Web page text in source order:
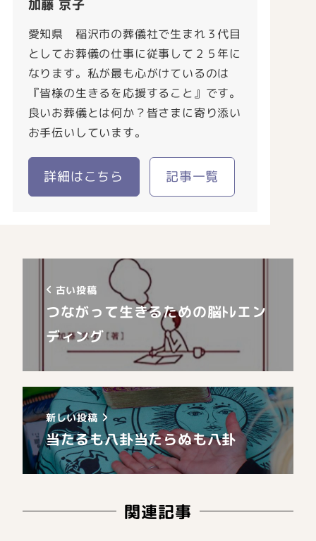
加藤 京子
愛知県 稲沢市の葬儀社で生まれ３代目
としてお葬儀の仕事に従事して２５年に
なります。私が最も心がけているのは
『皆様の生きるを応援すること』です。
良いお葬儀とは何か？皆さまに寄り添い
お手伝いしています。
詳細はこちら 記事一覧
古い投稿
つながって生きるための脳ﾄﾚエン
ディング
新しい投稿
当たるも八卦当たらぬも八卦
関連記事